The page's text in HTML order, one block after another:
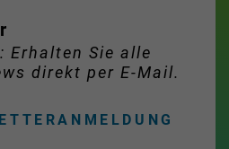
Erhalten Sie alle
direkt per E-Mail.